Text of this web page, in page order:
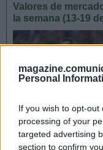
Personal
If you wish to opt-
processing of your
targeted advertising
section to confirm
Valores de
la semana (13-19